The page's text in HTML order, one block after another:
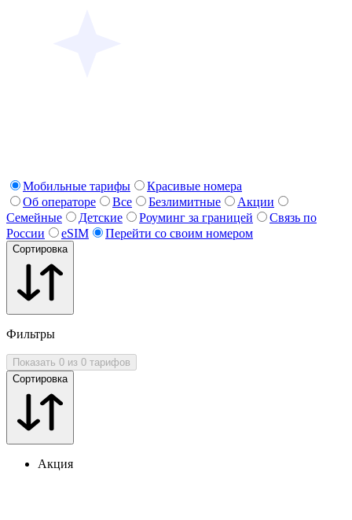
Мобильные тарифы
Красивые номера
Об операторе
Все Безлимитные
Акции
Семейные
Детские Роуминг за границей
Связь по
России
eSIM Перейти со своим номером
Сортировка
Фильтры
Показать 0 из 0 тарифов
Сортировка
Акция